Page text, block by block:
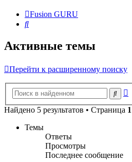
Fusion GURU
Поиск
Активные темы
Перейти к расширенному поиску
Поиск
Найдено 5 результатов • Страница 1
Темы
Ответы
Просмотры
Последнее сообщение